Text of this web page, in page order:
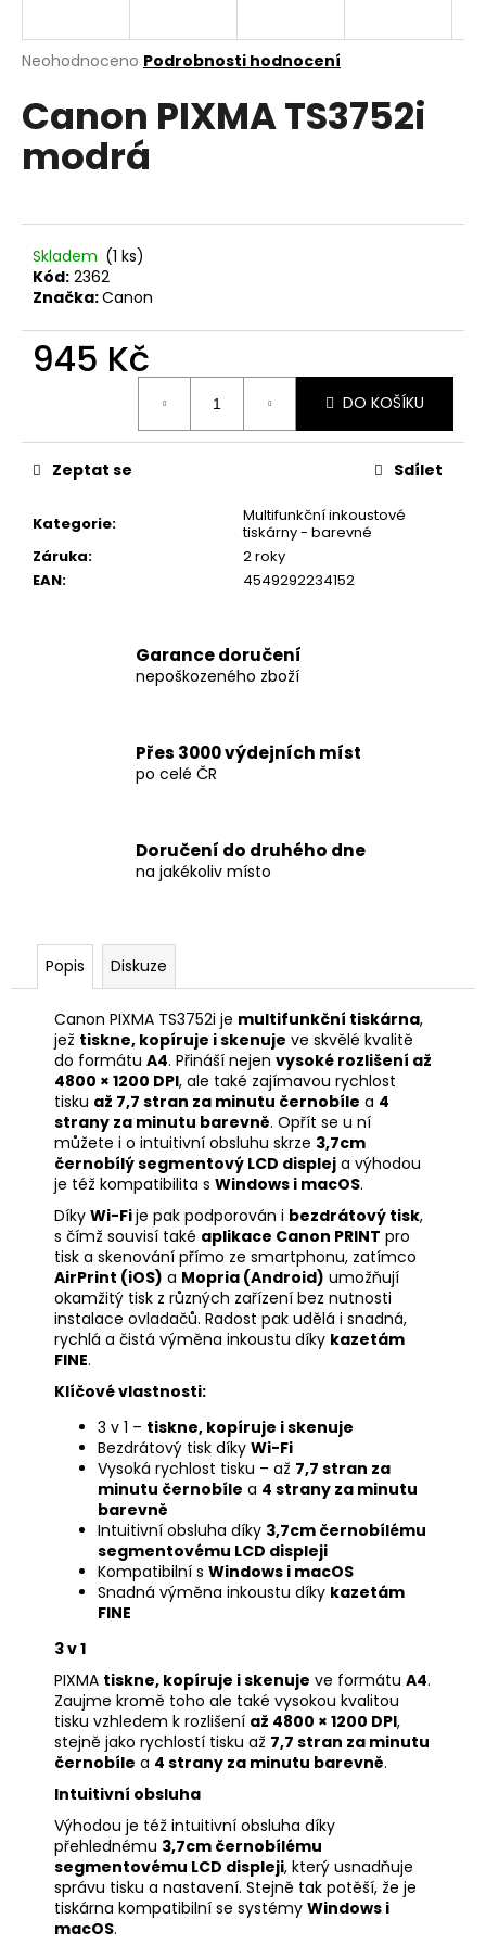
Průměrné
produktu
je
Neohodnoceno Podrobnosti hodnocení
Canon PIXMA TS3752i
modrá
Skladem (1 ks)
Kód: 2362
Značka:Canon
945 Kč
DO KOŠÍKU
Kategorie:
Multifunkční inkoustové
tiskárny - barevné
Záruka:
2 roky
EAN: 4549292234152
Zeptat se Sdílet
Garance doručení
nepoškozeného zboží
Přes 3000 výdejních míst
po celé ČR
Doručení do druhého dne
na jakékoliv místo
Popis Diskuze
Canon PIXMA TS3752i je multifunkční tiskárna,
jež tiskne, kopíruje i skenuje ve skvělé kvalitě
do formátu A4. Přináší nejen vysoké rozlišení až
4800 × 1200 DPI, ale také zajímavou rychlost
tisku až 7,7 stran za minutu černobíle a 4
strany za minutu barevně. Opřít se u ní
můžete i o intuitivní obsluhu skrze 3,7cm
černobílý segmentový LCD displej a výhodou
je též kompatibilita s Windows i macOS.
Díky Wi-Fije pak podporován i bezdrátový tisk,
s čímž souvisí také aplikace Canon PRINT pro
tisk a skenování přímo ze smartphonu, zatímco
AirPrint (iOS) a Mopria (Android) umožňují
okamžitý tisk z různých zařízení bez nutnosti
instalace ovladačů. Radost pak udělá i snadná,
rychlá a čistá výměna inkoustu díky kazetám
FINE.
Klíčové vlastnosti:
3 v 1 – tiskne, kopíruje i skenuje
Bezdrátový tisk díky Wi-Fi
Vysoká rychlost tisku – až 7,7 stran za
minutu černobíle a 4 strany za minutu
barevně
Intuitivní obsluha díky 3,7cm černobílému
segmentovému LCD displeji
Kompatibilní s Windows i macOS
Snadná výměna inkoustu díky kazetám
FINE
3 v 1
PIXMA tiskne, kopíruje i skenuje ve formátu A4.
Zaujme kromě toho ale také vysokou kvalitou
tisku vzhledem k rozlišení až 4800 × 1200 DPI,
stejně jako rychlostí tisku až 7,7 stran za minutu
černobíle a 4 strany za minutu barevně.
Intuitivní obsluha
Výhodou je též intuitivní obsluha díky
přehlednému 3,7cm černobílému
segmentovému LCD displeji, který usnadňuje
správu tisku a nastavení. Stejně tak potěší, že je
tiskárna kompatibilní se systémy Windows i
macOS.
j
t
?
D
o
r
u
u
e
m